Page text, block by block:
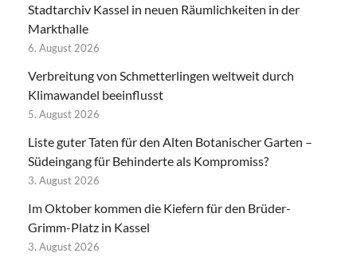
Stadtarchiv Kassel in neuen Räumlichkeiten in der
Markthalle
6. August 2026
Verbreitung von Schmetterlingen weltweit durch
Klimawandel beeinflusst
5. August 2026
Liste guter Taten für den Alten Botanischer Garten –
Südeingang für Behinderte als Kompromiss?
3. August 2026
Im Oktober kommen die Kiefern für den Brüder-
Grimm-Platz in Kassel
3. August 2026